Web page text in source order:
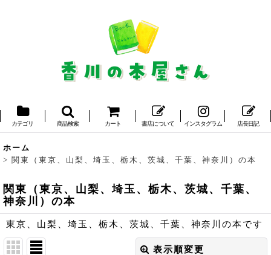
カテゴリ 商品検索 カート 書店について インスタグラム 店長日記
ホーム
> 関東（東京、山梨、埼玉、栃木、茨城、千葉、神奈川）の本
関東（東京、山梨、埼玉、栃木、茨城、千葉、
神奈川）の本
東京、山梨、埼玉、栃木、茨城、千葉、神奈川の本です
表示順変更